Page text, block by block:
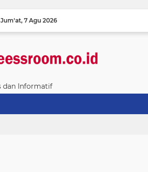
Jum'at 7 Agu 2026
dan Informatif